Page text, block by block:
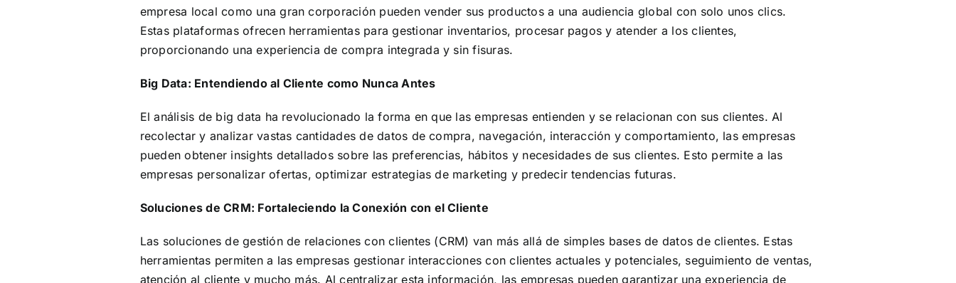
empresa local como una gran corporación pueden vender sus productos a una audiencia global con solo unos clics.
Estas plataformas ofrecen herramientas para gestionar inventarios, procesar pagos y atender a los clientes,
proporcionando una experiencia de compra integrada y sin fisuras.
Big Data: Entendiendo al Cliente como Nunca Antes
El análisis de big data ha revolucionado la forma en que las empresas entienden y se relacionan con sus clientes. Al
recolectar y analizar vastas cantidades de datos de compra, navegación, interacción y comportamiento, las empresas
pueden obtener insights detallados sobre las preferencias, hábitos y necesidades de sus clientes. Esto permite a las
empresas personalizar ofertas, optimizar estrategias de marketing y predecir tendencias futuras.
Soluciones de CRM: Fortaleciendo la Conexión con el Cliente
Las soluciones de gestión de relaciones con clientes (CRM) van más allá de simples bases de datos de clientes. Estas
herramientas permiten a las empresas gestionar interacciones con clientes actuales y potenciales, seguimiento de ventas,
atención al cliente y mucho más. Al centralizar esta información, las empresas pueden garantizar una experiencia de